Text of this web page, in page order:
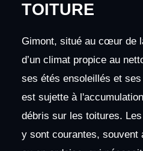
TOITURE
Gimont, situé au cœur de
d’un climat propice au
ses étés ensoleillés et
est sujette à
débris sur les toitures.
y sont courantes, souvent